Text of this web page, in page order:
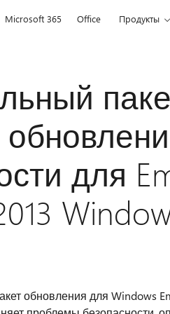
Microsoft 365 Office Продукты
для
обновления для Windows